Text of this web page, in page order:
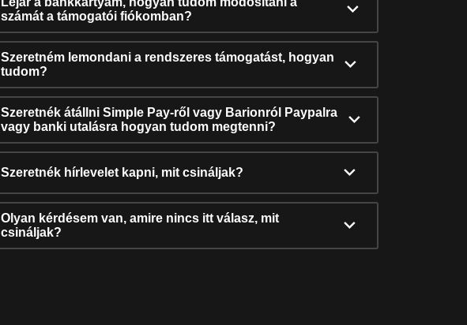
számát a támogatói fiókomban?
Szeretném lemondani a rendszeres támogatást, hogyan
tudom?
Szeretnék átállni Simple Pay-ről vagy Barionról Paypalra
vagy banki utalásra hogyan tudom megtenni?
Szeretnék hírlevelet kapni, mit csináljak?
Olyan kérdésem van, amire nincs itt válasz, mit
csináljak?